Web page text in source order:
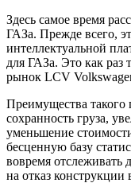
Здесь самое время
ГАЗа. Прежде всего,
интеллектуальной
для ГАЗа. Это как раз
рынок LCV
Преимущества такого
сохранность груза,
уменьшение
бесценную базу
вовремя
на отказ конструкции